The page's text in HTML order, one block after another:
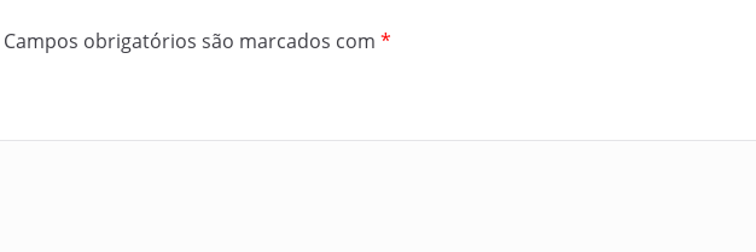
Campos obrigatórios são marcados com *